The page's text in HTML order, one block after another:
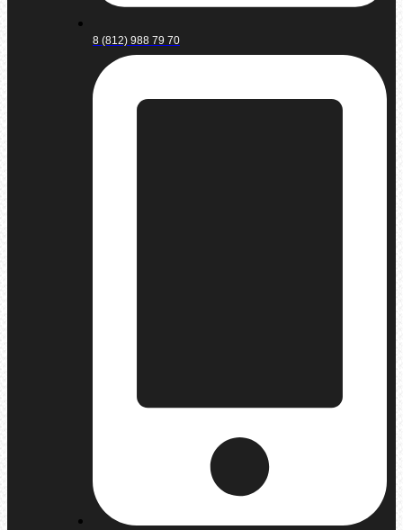
8 (812) 988 79 70